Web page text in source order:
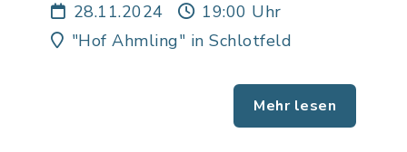
28.11.2024
19:00 Uhr
"Hof Ahmling" in Schlotfeld
Mehr lesen